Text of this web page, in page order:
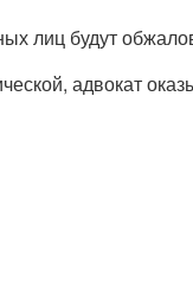
лиц будут
адвокат